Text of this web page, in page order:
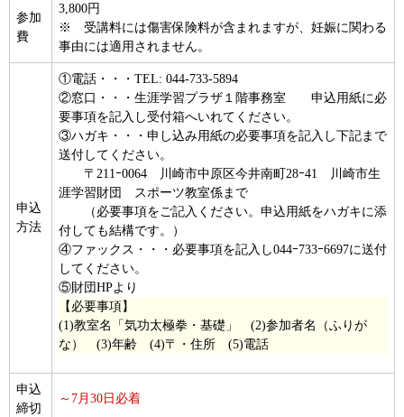
参加
費
3,800円
※ 受講料には傷害保険料が含まれますが、妊娠に関わる
事由には適用されません。
申込
方法
①電話・・・TEL: 044-733-5894
②窓口・・・生涯学習プラザ１階事務室 申込用紙に必
要事項を記入し受付箱へいれてください。
③ハガキ・・・申し込み用紙の必要事項を記入し下記まで
送付してください。
〒211ｰ0064 川崎市中原区今井南町28ｰ41 川崎市生
涯学習財団 スポーツ教室係まで
（必要事項をご記入ください。申込用紙をハガキに添
付しても結構です。）
④ファックス・・・必要事項を記入し044ｰ733ｰ6697に送付
してください。
⑤財団HPより
【必要事項】
(1)教室名「気功太極拳・基礎」 (2)参加者名（ふりが
な） (3)年齢 (4)〒・住所 (5)電話
申込
締切
～7月30日必着